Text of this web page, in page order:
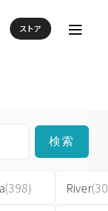
ストア
検索
(398)
River